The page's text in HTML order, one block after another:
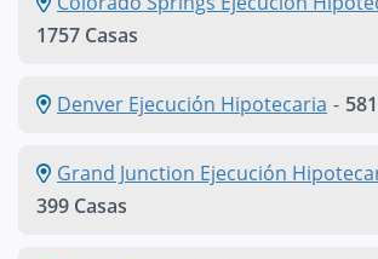
1757 Casas
Denver Ejecución Hipotecaria -
Grand Junction Ejecución
399 Casas